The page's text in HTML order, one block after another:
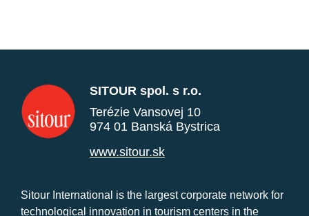
SITOUR spol. s r.o.
Terézie Vansovej 10
974 01 Banská Bystrica
www.sitour.sk
Sitour International is the largest corporate network for
technological innovation in tourism centers in the